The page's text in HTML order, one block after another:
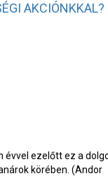
AKCIÓNKKAL?
évvel ezelőtt ez a
körében. (Andor